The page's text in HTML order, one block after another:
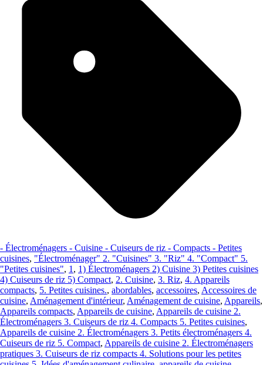
- Électroménagers - Cuisine - Cuiseurs de riz - Compacts - Petites
cuisines, "Électroménager" 2. "Cuisines" 3. "Riz" 4. "Compact" 5.
"Petites cuisines", 1 , 1) Électroménagers 2) Cuisine 3) Petites cuisines
4) Cuiseurs de riz 5) Compact, 2. Cuisine, 3. Riz, 4. Appareils
compacts, 5. Petites cuisines., abordables, accessoires, Accessoires de
cuisine, Aménagement d'intérieur, Aménagement de cuisine, Appareils,
Appareils compacts, Appareils de cuisine, Appareils de cuisine 2.
Électroménagers 3. Cuiseurs de riz 4. Compacts 5. Petites cuisines,
Appareils de cuisine 2. Électroménagers 3. Petits électroménagers 4.
Cuiseurs de riz 5. Compact, Appareils de cuisine 2. Électroménagers
pratiques 3. Cuiseurs de riz compacts 4. Solutions pour les petites